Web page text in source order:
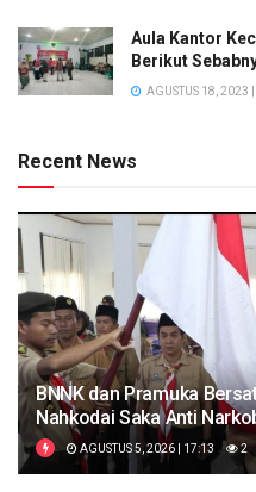
Aula Kantor
Berikut
AGUSTUS 18, 2023
Recent News
BNNK dan Pramuka
Nahkodai Saka Anti
AGUSTUS 5, 2026 | 17:13 2